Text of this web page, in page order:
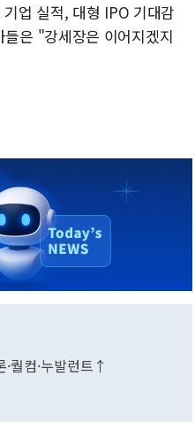
업 실적, 대형 IPO 기대감
은 "강세장은 이어지겠지
·퀄컴·누발런트↑